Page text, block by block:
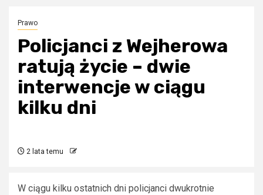
Prawo
Policjanci z Wejherowa
ratują życie – dwie
interwencje w ciągu
kilku dni
2 lata temu
W ciągu kilku ostatnich dni policjanci dwukrotnie